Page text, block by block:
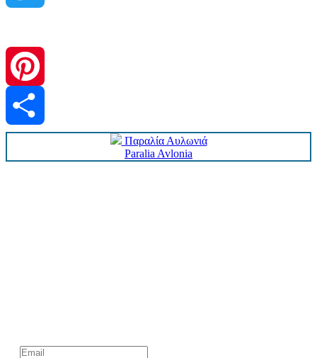
Pinterest
Παραλία Αυλωνιά
Paralia Avlonia